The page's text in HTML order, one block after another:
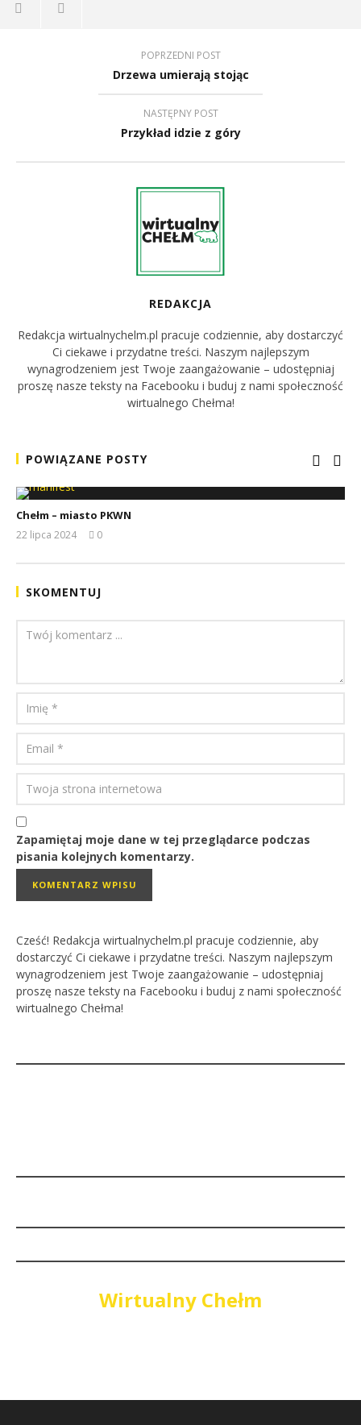
POPRZEDNI POST
Drzewa umierają stojąc
NASTĘPNY POST
Przykład idzie z góry
REDAKCJA
Redakcja wirtualnychelm.pl pracuje codziennie, aby dostarczyć
Ci ciekawe i przydatne treści. Naszym najlepszym
wynagrodzeniem jest Twoje zaangażowanie – udostępniaj
proszę nasze teksty na Facebooku i buduj z nami społeczność
wirtualnego Chełma!
POWIĄZANE POSTY
Chełm – miasto PKWN
22 lipca 2024
0
SKOMENTUJ
Zapamiętaj moje dane w tej przeglądarce podczas
pisania kolejnych komentarzy.
Cześć! Redakcja wirtualnychelm.pl pracuje codziennie, aby
dostarczyć Ci ciekawe i przydatne treści. Naszym najlepszym
wynagrodzeniem jest Twoje zaangażowanie – udostępniaj
proszę nasze teksty na Facebooku i buduj z nami społeczność
wirtualnego Chełma!
Wirtualny Chełm